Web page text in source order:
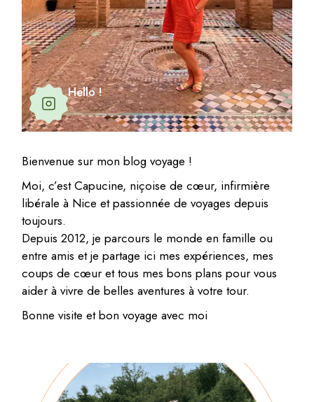
Hello !
Bienvenue sur mon blog voyage !
Moi, c’est Capucine, niçoise de cœur, infirmière
libérale à Nice et passionnée de voyages depuis
toujours.
Depuis 2012, je parcours le monde en famille ou
entre amis et je partage ici mes expériences, mes
coups de cœur et tous mes bons plans pour vous
aider à vivre de belles aventures à votre tour.
Bonne visite et bon voyage avec moi